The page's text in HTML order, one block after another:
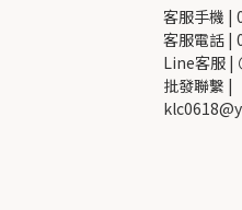
客服手機 |
客服電話 |
Line客服 |
批發聯繫 |